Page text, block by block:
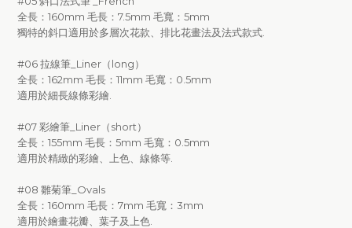
全長：160mm 毛長：7.5mm 毛寬：5mm
獨特的斜口適用於多層次花款、排比花畫法及法式款式.
#06 拉線筆_Liner（long）
全長：162mm 毛長：11mm 毛寬：0.5mm
適用於細長線條彩繪.
#07 彩繪筆_Liner（short）
全長：155mm 毛長：5mm 毛寬：0.5mm
適用於精緻的彩繪、上色、線條等.
#08 雛菊筆_Ovals
全長：160mm 毛長：7mm 毛寬：3mm
適用於繪畫花瓣、葉子及上色.